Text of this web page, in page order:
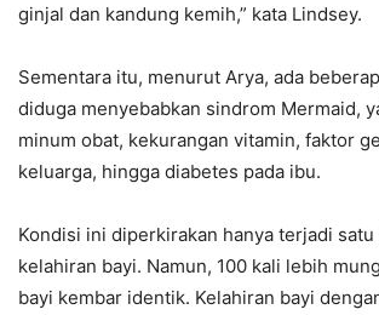
ginjal dan kandung kemih,” kata Lindsey.
Sementara itu, menurut Arya, ada
diduga menyebabkan sindrom Mermaid,
minum obat, kekurangan vitamin, faktor
keluarga, hingga diabetes pada ibu.
Kondisi ini diperkirakan hanya terjadi satu
kelahiran bayi. Namun, 100 kali lebih
bayi kembar identik. Kelahiran bayi